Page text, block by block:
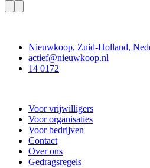
Nieuwkoop, Zuid-Holland,
actief@nieuwkoop.nl
14 0172
Voor vrijwilligers
Voor organisaties
Voor bedrijven
Contact
Over ons
Gedragsregels